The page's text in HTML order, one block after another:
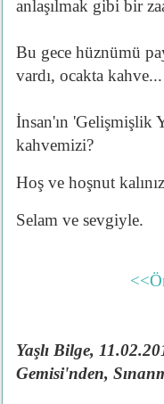
anlaşılmak gibi bir
Bu gece hüznümü
vardı, ocakta kahve...
İnsan'ın 'Gelişmişlik
kahvemizi?
Hoş ve hoşnut
Selam ve sevgiyle.
Yaşlı Bilge,
Gemisi'nden,